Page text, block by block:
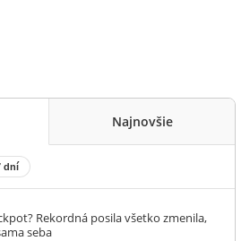
Najnovšie
dní
Rekordná posila všetko zmenila,
seba